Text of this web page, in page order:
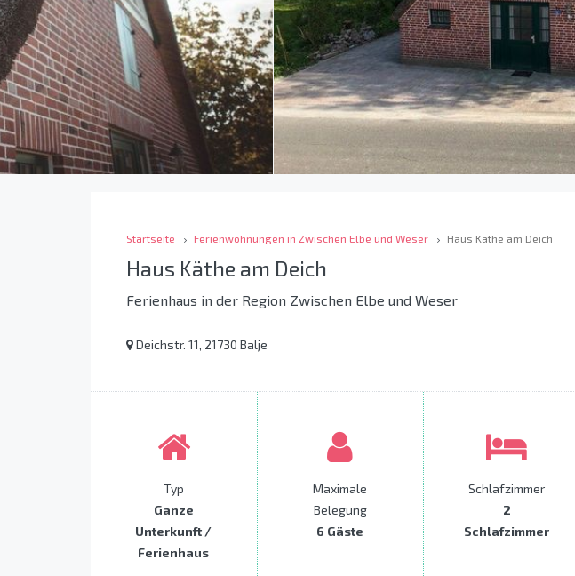
Startseite Ferienwohnungen in Zwischen Elbe und Weser Haus Käthe am Deich
Haus Käthe am Deich
Ferienhaus in der Region Zwischen Elbe und Weser
Deichstr. 11, 21730 Balje
Typ
Ganze
Unterkunft /
Ferienhaus
Maximale
Belegung
6 Gäste
Schlafzimmer
2
Schlafzimmer